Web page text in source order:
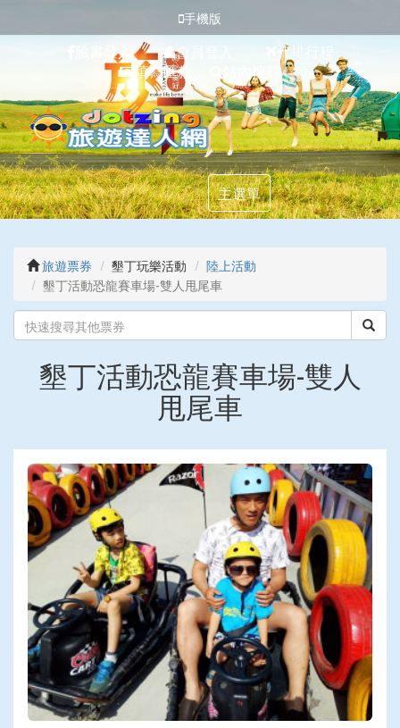
手機版
臉書登入 會員登入
代排行程
填寫匯款
主選單
旅遊票券 墾丁玩樂活動
陸上活動
墾丁活動恐龍賽車場-雙人甩尾車
墾丁活動恐龍賽車場-雙人
甩尾車